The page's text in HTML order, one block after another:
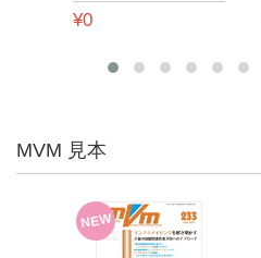
¥0
MVM 見本
NEW